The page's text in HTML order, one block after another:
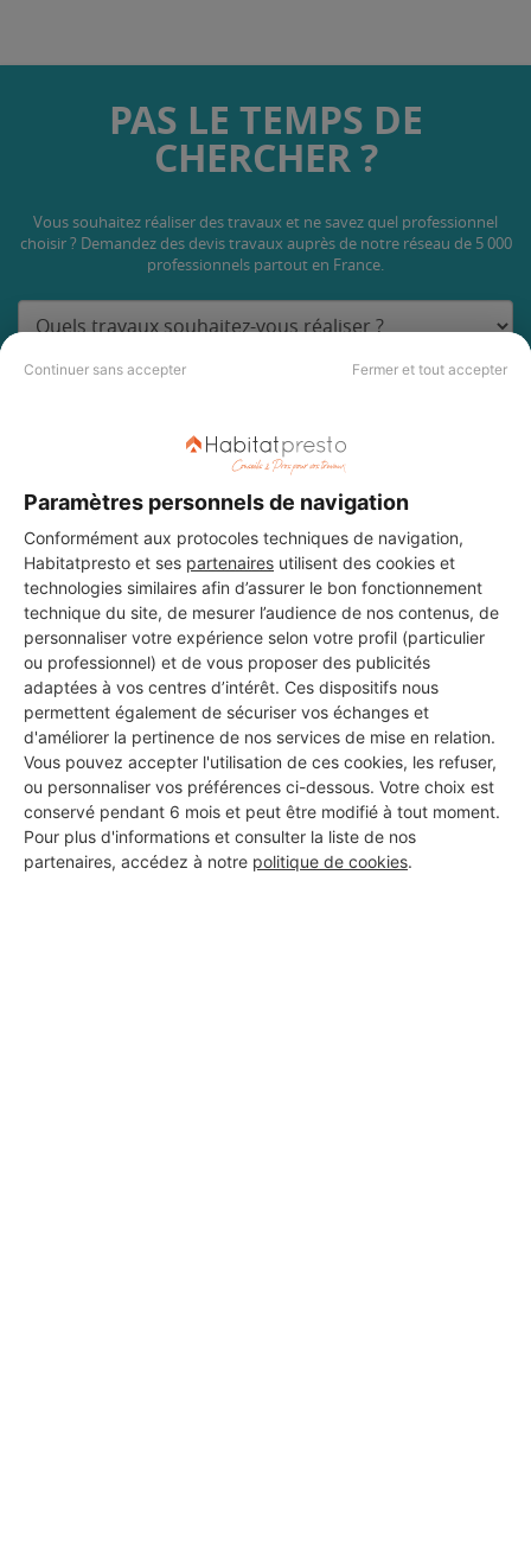
Continuer sans accepter Fermer et tout accepter
Paramètres personnels de navigation
Conformément aux protocoles techniques de navigation,
Habitatpresto et ses partenaires utilisent des cookies et
technologies similaires afin d’assurer le bon fonctionnement
technique du site, de mesurer l’audience de nos contenus, de
personnaliser votre expérience selon votre profil (particulier
ou professionnel) et de vous proposer des publicités
adaptées à vos centres d’intérêt. Ces dispositifs nous
permettent également de sécuriser vos échanges et
d'améliorer la pertinence de nos services de mise en relation.
Vous pouvez accepter l'utilisation de ces cookies, les refuser,
ou personnaliser vos préférences ci-dessous. Votre choix est
conservé pendant 6 mois et peut être modifié à tout moment.
Pour plus d'informations et consulter la liste de nos
partenaires, accédez à notre politique de cookies.
PAS LE TEMPS DE
CHERCHER ?
Vous souhaitez réaliser des travaux et ne savez quel professionnel
choisir ? Demandez des devis travaux auprès de notre réseau de 5 000
professionnels partout en France.
DEMANDER UN DEVIS